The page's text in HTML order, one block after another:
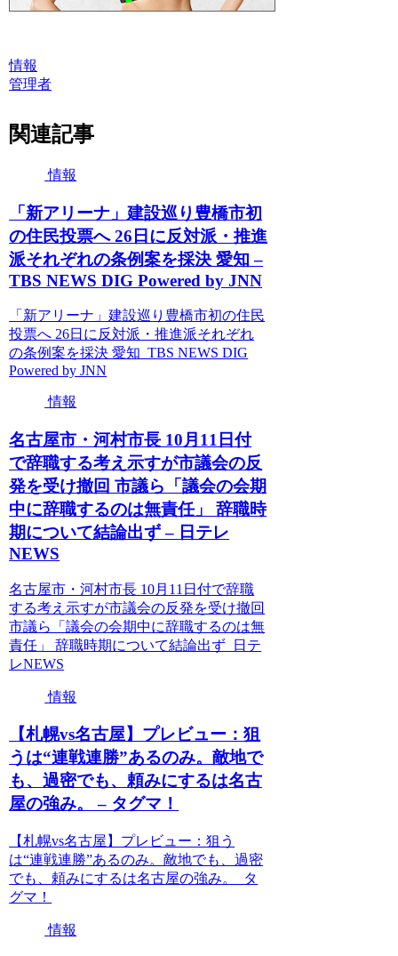
情報
管理者
関連記事
情報
「新アリーナ」建設巡り豊橋市初
の住民投票へ 26日に反対派・推進
派それぞれの条例案を採決 愛知 –
TBS NEWS DIG Powered by JNN
「新アリーナ」建設巡り豊橋市初の住民
投票へ 26日に反対派・推進派それぞれ
の条例案を採決 愛知 TBS NEWS DIG
Powered by JNN
情報
名古屋市・河村市長 10月11日付
で辞職する考え示すが市議会の反
発を受け撤回 市議ら「議会の会期
中に辞職するのは無責任」 辞職時
期について結論出ず – 日テレ
NEWS
名古屋市・河村市長 10月11日付で辞職
する考え示すが市議会の反発を受け撤回
市議ら「議会の会期中に辞職するのは無
責任」 辞職時期について結論出ず 日テ
レNEWS
情報
【札幌vs名古屋】プレビュー：狙
うは“連戦連勝”あるのみ。敵地で
も、過密でも、頼みにするは名古
屋の強み。 – タグマ！
【札幌vs名古屋】プレビュー：狙う
は“連戦連勝”あるのみ。敵地でも、過密
でも、頼みにするは名古屋の強み。 タ
グマ！
情報